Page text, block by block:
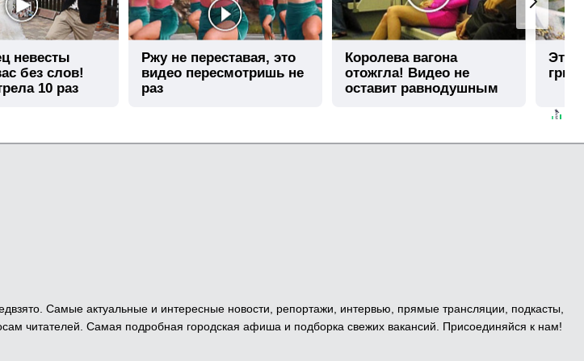
невесты
без слов!
10 раз
Ржу не переставая, это
видео пересмотришь не
раз
Королева вагона
отожгла! Видео не
оставит равнодушным
Этот
Самые актуальные и интересные новости, репортажи, интервью, прямые трансляции, подкасты,
читателей. Самая подробная городская афиша и подборка свежих вакансий. Присоединяйся к нам!